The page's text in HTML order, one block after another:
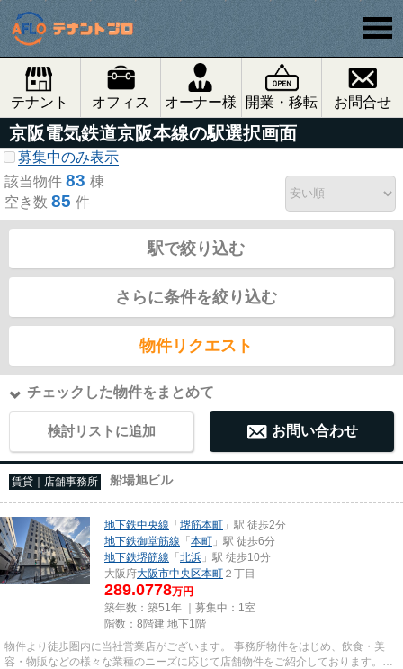
テナント オフィス オーナー様 開業・移転 お問合せ
京阪電気鉄道京阪本線の駅選択画面
募集中のみ表示
該当物件 83 棟
空き数 85 件
駅で絞り込む
さらに条件を絞り込む
物件リクエスト
チェックした物件をまとめて
検討リストに追加 お問い合わせ
賃貸｜店舗事務所 船場旭ビル
地下鉄中央線 「堺筋本町 」駅 徒歩2分
地下鉄御堂筋線 「本町 」駅 徒歩6分
地下鉄堺筋線 「北浜 」駅 徒歩10分
大阪府大阪市中央区本町 ２丁目
289.0778万円
築年数：築51年 ｜募集中： 1室
階数：8階建 地下1階
物件より徒歩圏内に当社営業店がございます。 事務所物件をはじめ、飲食・美
容・物販などの様々な業種のニーズに応じて店舗物件をご紹介しております。